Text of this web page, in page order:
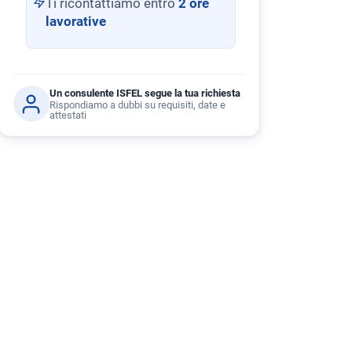
Ti ricontattiamo entro2 ore
lavorative
Un consulente ISFEL segue la tua richiesta
Rispondiamo a dubbi su requisiti, date e
attestati